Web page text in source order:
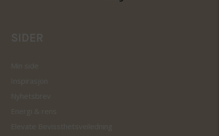
SIDER
Min side
Inspirasjon
Nyhetsbrev
Energi & rens
Elevate Bevissthetsveiledning